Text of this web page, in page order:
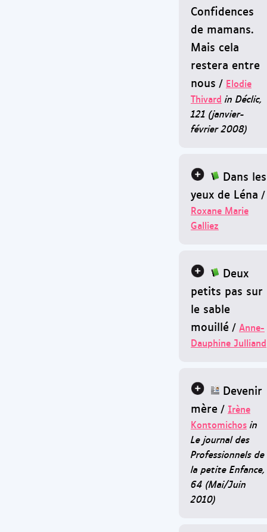
Confidences
de mamans.
Mais cela
restera entre
nous / Elodie
Thivard in Déclic,
121 (janvier-
février 2008)
Dans les
yeux de Léna /
Roxane Marie
Galliez
Deux
petits pas sur
le sable
mouillé / Anne-
Dauphine Julliand
Devenir
mère / Irène
Kontomichos in
Le journal des
Professionnels de
la petite Enfance,
64 (Mai/Juin
2010)